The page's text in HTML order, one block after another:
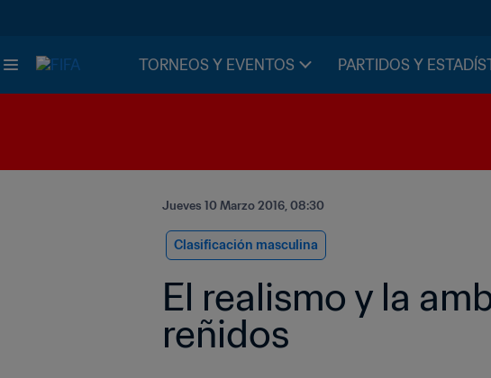
TORNEOS Y EVENTOS PARTIDOS Y
Jueves 10 Marzo 2016, 08:30
Clasificación masculina
El realismo y la
reñidos